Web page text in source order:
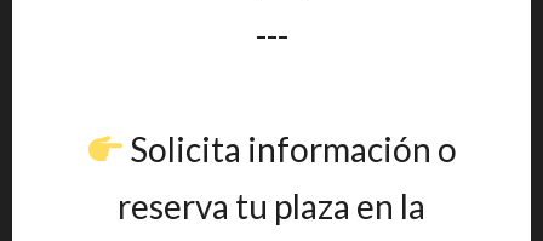
---
Solicita información o
reserva tu plaza en la